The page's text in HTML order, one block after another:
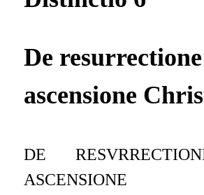
De
ascensione
DE
ASCENSIONE